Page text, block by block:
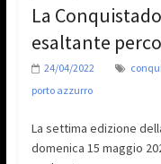
La
esaltante
24/04/2022
porto azzurro
La settima edizione
domenica 15 maggio